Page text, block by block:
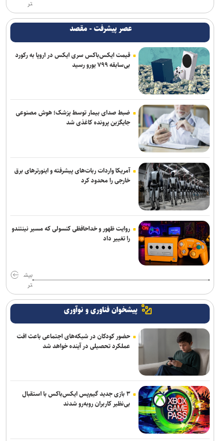
تر
عصر پیشرفت - مقصد
قیمت ایکس‌باکس سری ایکس در اروپا به رکورد
بی‌سابقه ۷۹۹ یورو رسید
ضبط صدای بیمار توسط پزشک؛ هوش مصنوعی
جایگزین پرونده کاغذی شد
آمریکا واردات ربات‌های پیشرفته و اینورترهای برق
خارجی را محدود کرد
روایت ظهور و خداحافظی کنسولی که مسیر نینتندو
را تغییر داد
بیش
تر
پیشخوان فناوری و نوآوری
حضور کودکان در شبکه‌های اجتماعی باعث افت
عملکرد تحصیلی در آینده خواهد شد
۳ بازی جدید گیم‌پس ایکس‌باکس با استقبال
بی‌نظیر کاربران روبه‌رو شدند